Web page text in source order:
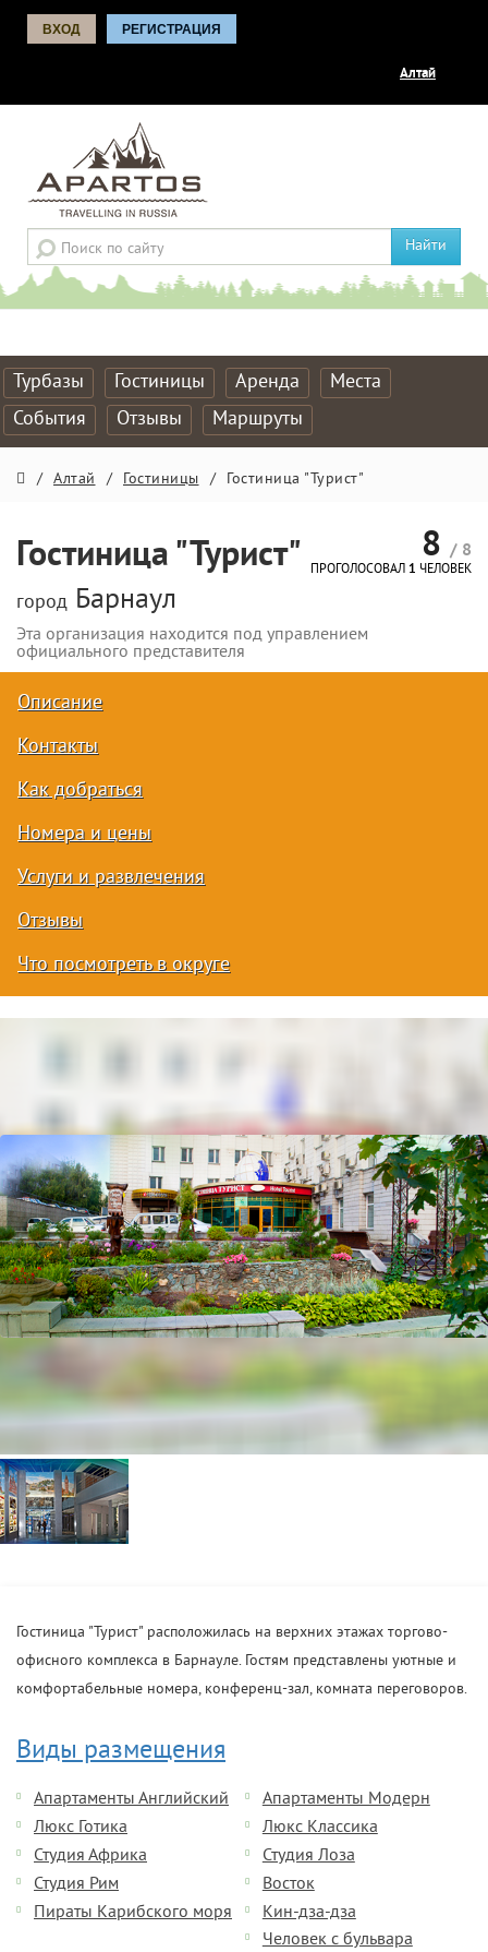
ВХОД РЕГИСТРАЦИЯ
Алтай
Найти
Турбазы Гостиницы Аренда
Места
События
Отзывы Маршруты
/ Алтай / Гостиницы / Гостиница "Турист"
Гостиница "Турист"
город Барнаул
8 / 8
ПРОГОЛОСОВАЛ 1 ЧЕЛОВЕК
Эта организация находится под управлением
официального представителя
Описание
Контакты
Как добраться
Номера и цены
Услуги и развлечения
Отзывы
Что посмотреть в округе
Гостиница "Турист" расположилась на верхних этажах торгово-
офисного комплекса в Барнауле. Гостям представлены уютные и
комфортабельные номера, конференц-зал, комната переговоров.
Виды размещения
Апартаменты Английский
Апартаменты Модерн
Люкс Готика
Люкс Классика
Студия Африка
Студия Лоза
Студия Рим
Восток
Пираты Карибского моря
Кин-дза-дза
Человек с бульвара